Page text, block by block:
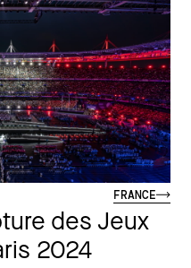
FRANCE
des Jeux
2024